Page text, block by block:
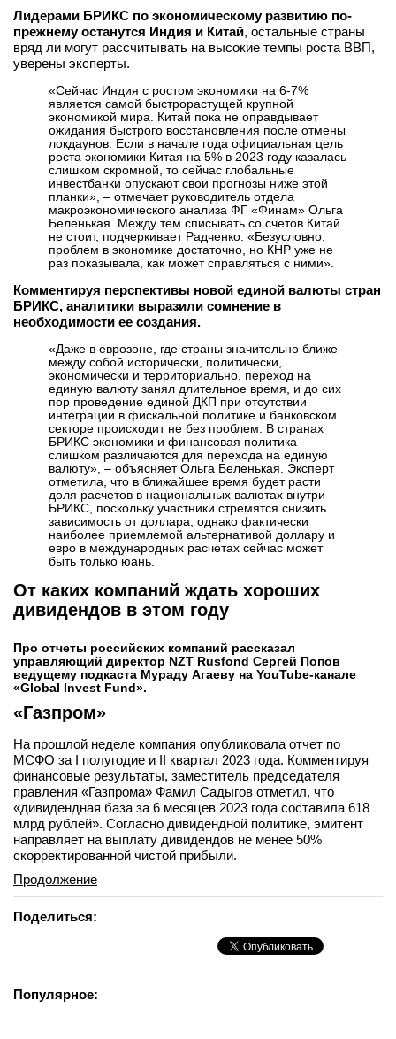
Лидерами БРИКС по экономическому развитию по-
прежнему останутся Индия и Китай, остальные страны
вряд ли могут рассчитывать на высокие темпы роста ВВП,
уверены эксперты.
«Сейчас Индия с ростом экономики на 6-7%
является самой быстрорастущей крупной
экономикой мира. Китай пока не оправдывает
ожидания быстрого восстановления после отмены
локдаунов. Если в начале года официальная цель
роста экономики Китая на 5% в 2023 году казалась
слишком скромной, то сейчас глобальные
инвестбанки опускают свои прогнозы ниже этой
планки», – отмечает руководитель отдела
макроэкономического анализа ФГ «Финам» Ольга
Беленькая. Между тем списывать со счетов Китай
не стоит, подчеркивает Радченко: «Безусловно,
проблем в экономике достаточно, но КНР уже не
раз показывала, как может справляться с ними».
Комментируя перспективы новой единой валюты стран
БРИКС, аналитики выразили сомнение в
необходимости ее создания.
«Даже в еврозоне, где страны значительно ближе
между собой исторически, политически,
экономически и территориально, переход на
единую валюту занял длительное время, и до сих
пор проведение единой ДКП при отсутствии
интеграции в фискальной политике и банковском
секторе происходит не без проблем. В странах
БРИКС экономики и финансовая политика
слишком различаются для перехода на единую
валюту», – объясняет Ольга Беленькая. Эксперт
отметила, что в ближайшее время будет расти
доля расчетов в национальных валютах внутри
БРИКС, поскольку участники стремятся снизить
зависимость от доллара, однако фактически
наиболее приемлемой альтернативой доллару и
евро в международных расчетах сейчас может
быть только юань.
От каких компаний ждать хороших
дивидендов в этом году
Про отчеты российских компаний рассказал
управляющий директор NZT Rusfond Сергей Попов
ведущему подкаста Мураду Агаеву на YouTube-канале
«Global Invest Fund».
«Газпром»
На прошлой неделе компания опубликовала отчет по
МСФО за I полугодие и II квартал 2023 года. Комментируя
финансовые результаты, заместитель председателя
правления «Газпрома» Фамил Садыгов отметил, что
«дивидендная база за 6 месяцев 2023 года составила 618
млрд рублей». Согласно дивидендной политике, эмитент
направляет на выплату дивидендов не менее 50%
скорректированной чистой прибыли.
Продолжение
Поделиться:
Популярное: